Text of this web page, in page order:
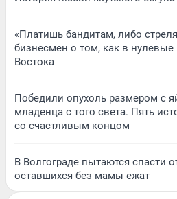
«Платишь бандитам, либо
бизнесмен о том, как в
Востока
Победили опухоль размером с
младенца с того света. Пять
со счастливым концом
В Волгограде пытаются спасти
оставшихся без мамы ежат